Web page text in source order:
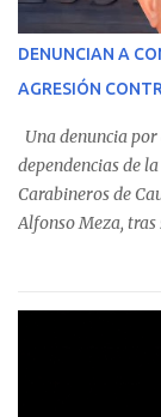
operaciones.
corresponde a un
detectaron
precisa que la
Talca, donde...
DENUNCIAN A
AGRESIÓN
Una denuncia
dependencias de
Carabineros de
Alfonso Meza, tras
relató que los